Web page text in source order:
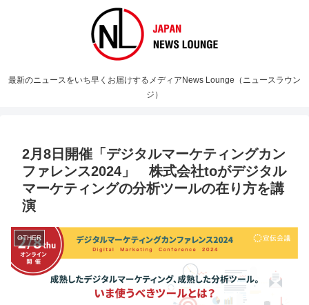
最新のニュースをいち早くお届けするメディアNews Lounge（ニュースラウン
ジ）
2月8日開催「デジタルマーケティングカン
ファレンス2024」 株式会社toがデジタル
マーケティングの分析ツールの在り方を講
演
OTHER